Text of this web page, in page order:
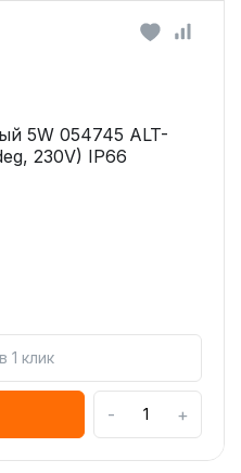
5W 054745 ALT-
230V) IP66
1 клик
- +